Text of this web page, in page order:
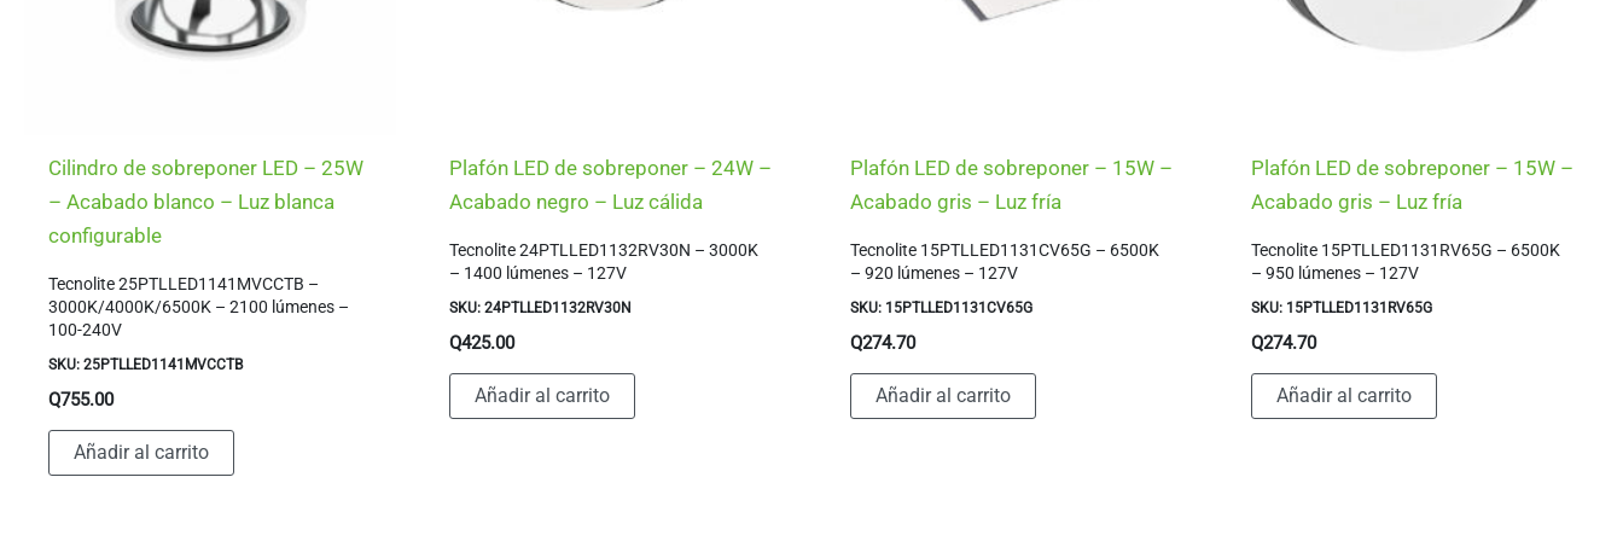
Cilindro de sobreponer LED – 25W
– Acabado blanco – Luz blanca
configurable
Tecnolite 25PTLLED1141MVCCTB –
3000K/4000K/6500K – 2100 lúmenes –
100-240V
SKU: 25PTLLED1141MVCCTB
Q755.00
Añadir al carrito
Plafón LED de sobreponer – 24W –
Acabado negro – Luz cálida
Tecnolite 24PTLLED1132RV30N – 3000K
– 1400 lúmenes – 127V
SKU: 24PTLLED1132RV30N
Q425.00
Añadir al carrito
Plafón LED de sobreponer – 15W –
Acabado gris – Luz fría
Tecnolite 15PTLLED1131CV65G – 6500K
– 920 lúmenes – 127V
SKU: 15PTLLED1131CV65G
Q274.70
Añadir al carrito
Plafón LED de sobreponer – 15W –
Acabado gris – Luz fría
Tecnolite 15PTLLED1131RV65G – 6500K
– 950 lúmenes – 127V
SKU: 15PTLLED1131RV65G
Q274.70
Añadir al carrito